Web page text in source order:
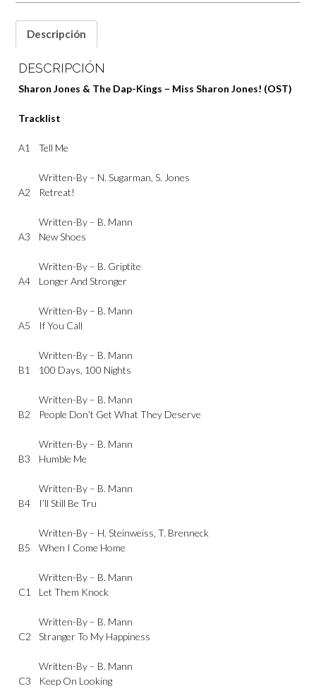
Descripción
DESCRIPCIÓN
Sharon Jones & The Dap-Kings – Miss Sharon Jones! (OST)
Tracklist
A1 Tell Me
Written-By – N. Sugarman,S. Jones
A2
Retreat!
Written-By – B. Mann
A3
New Shoes
Written-By – B. Griptite
A4
Longer And Stronger
Written-By – B. Mann
A5
If You Call
Written-By – B. Mann
B1
100 Days, 100 Nights
Written-By – B. Mann
B2
People Don’t Get What They Deserve
Written-By – B. Mann
B3
Humble Me
Written-By – B. Mann
B4
I’ll Still Be Tru
Written-By – H. Steinweiss,T. Brenneck
B5
When I Come Home
Written-By – B. Mann
C1
Let Them Knock
Written-By – B. Mann
C2
Stranger To My Happiness
Written-By – B. Mann
C3
Keep On Looking